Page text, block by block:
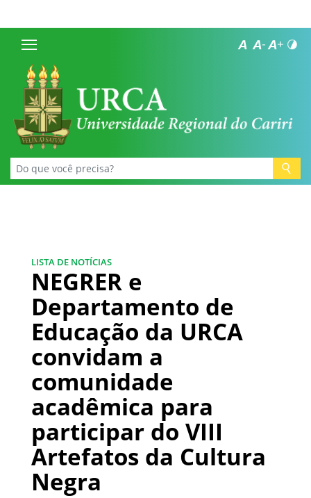
LISTA DE NOTÍCIAS
NEGRER e
Departamento de
Educação da URCA
convidam a
comunidade
acadêmica para
participar do VIII
Artefatos da Cultura
Negra